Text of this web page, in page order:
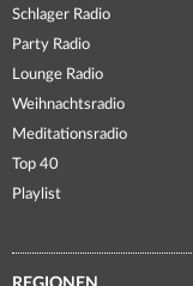
Schlager Radio
Party Radio
Lounge Radio
Weihnachtsradio
Meditationsradio
Top 40
Playlist